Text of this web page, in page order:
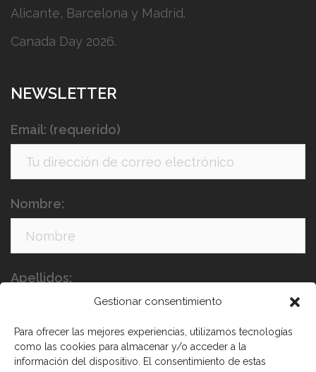
Gestionar consentimiento
Para ofrecer las mejores experiencias, utilizamos tecnologías
como las cookies para almacenar y/o acceder a la
información del dispositivo. El consentimiento de estas
Alicante, Barcelona y Madrid.
Canada Day 2026.
NEWSLETTER
Email: (requerido)
Nombre:
Apellidos: